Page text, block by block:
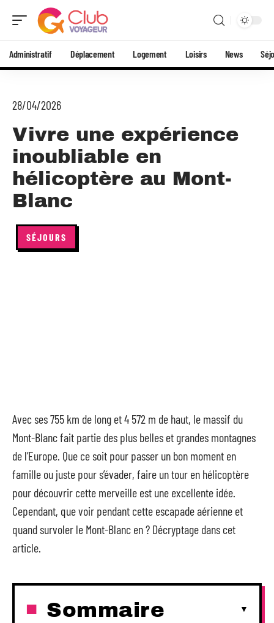
Administratif Déplacement Logement Loisirs News
28/04/2026
Vivre une expérience
inoubliable en
hélicoptère au Mont-
Blanc
SÉJOURS
Avec ses 755 km de long et 4 572 m de haut, le massif du
Mont-Blanc fait partie des plus belles et grandes montagnes
de l’Europe. Que ce soit pour passer un bon moment en
famille ou juste pour s’évader, faire un tour en hélicoptère
pour découvrir cette merveille est une excellente idée.
Cependant, que voir pendant cette escapade aérienne et
quand survoler le Mont-Blanc en ? Décryptage dans cet
article.
Sommaire